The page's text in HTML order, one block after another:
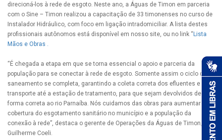
direcioná-los à rede de esgoto. Neste ano, a Águas de Timon em parceria
com o Sine – Timon realizou a capacitação de 33 timonenses no curso de
Instalador Hidráulico, com foco em ligação intradomiciliar. A lista destes
profissionais autônomos está disponível em nosso site, ou no link “Lista
Mãos e Obras .
“É chegada a etapa em que se torna essencial o apoio e parceria da
população para se conectar à rede de esgoto. Somente assim o ciclo do
saneamento se completa, garantindo a coleta correta dos efluentes e o
transporte até a estação de tratamento, para que sejam devolvidos de
forma correta ao rio Parnaíba. Nós cuidamos das obras para aumentar a
cobertura do esgotamento sanitário no município e a população da
conexão à rede”, destaca o gerente de Operações da Águas de Timon,
Guilherme Coeli.